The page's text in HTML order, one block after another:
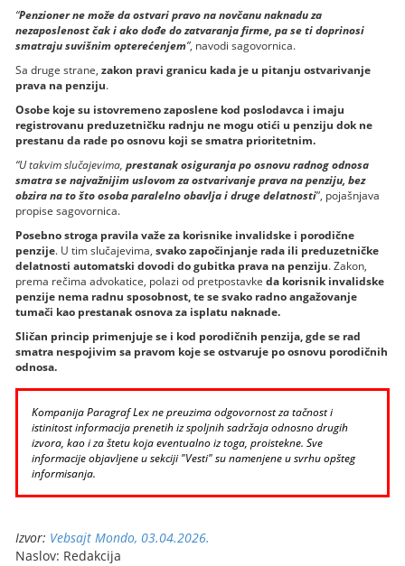
“Penzioner ne može da ostvari pravo na novčanu naknadu za
nezaposlenost čak i ako dođe do zatvaranja firme, pa se ti doprinosi
smatraju suvišnim opterećenjem”, navodi sagovornica.
Sa druge strane,zakon pravi granicu kada je u pitanju ostvarivanje
prava na penziju.
Osobe koje su istovremeno zaposlene kod poslodavca i imaju
registrovanu preduzetničku radnju ne mogu otići u penziju dok ne
prestanu da rade po osnovu koji se smatra prioritetnim.
“U takvim slučajevima,prestanak osiguranja po osnovu radnog odnosa
smatra se najvažnijim uslovom za ostvarivanje prava na penziju, bez
obzira na to što osoba paralelno obavlja i druge delatnosti”, pojašnjava
propise sagovornica.
Posebno stroga pravila važe za korisnike invalidske i porodične
penzije. U tim slučajevima,svako započinjanje rada ili preduzetničke
delatnosti automatski dovodi do gubitka prava na penziju. Zakon,
prema rečima advokatice, polazi od pretpostavkeda korisnik invalidske
penzije nema radnu sposobnost, te se svako radno angažovanje
tumači kao prestanak osnova za isplatu naknade.
Sličan princip primenjuje se i kod porodičnih penzija, gde se rad
smatra nespojivim sa pravom koje se ostvaruje po osnovu porodičnih
odnosa.
Kompanija Paragraf Lex ne preuzima odgovornost za tačnost i
istinitost informacija prenetih iz spoljnih sadržaja odnosno drugih
izvora, kao i za štetu koja eventualno iz toga, proistekne. Sve
informacije objavljene u sekciji "Vesti" su namenjene u svrhu opšteg
informisanja.
Izvor: Vebsajt Mondo, 03.04.2026.
Naslov: Redakcija